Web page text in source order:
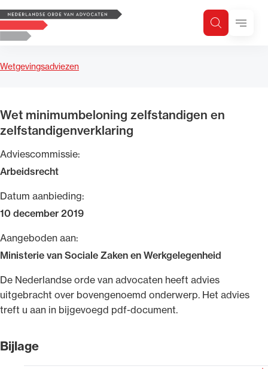
Logo, to the homepage
ZoekenMenu
Wetgevingsadviezen
Wet minimumbeloning zelfstandigen en
zelfstandigenverklaring
Adviescommissie:
Arbeidsrecht
Datum aanbieding:
10 december 2019
Aangeboden aan:
Ministerie van Sociale Zaken en Werkgelegenheid
​De Nederlandse orde van advocaten heeft advies
uitgebracht over bovengenoemd onderwerp. Het advies
treft u aan in bijgevoegd pdf-document.
Bijlage
Zoeken
Zoek op trefwoord
Uitgelicht